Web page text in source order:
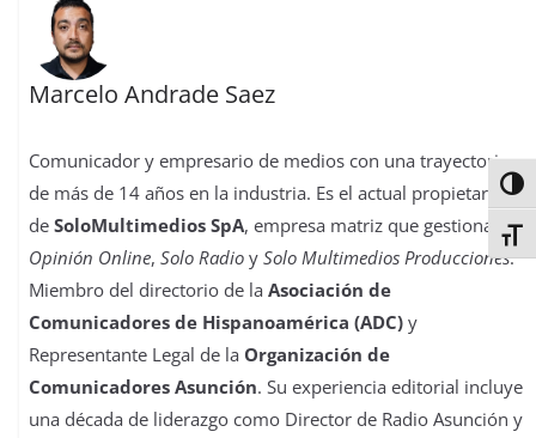
Marcelo Andrade Saez
Comunicador y empresario de medios con una trayectoria
de más de 14 años en la industria. Es el actual propietario
deSoloMultimedios SpA, empresa matriz que gestiona
La
Opinión Online,Solo Radio ySolo Multimedios Producciones.
Miembro del directorio de laAsociación de
Comunicadores de Hispanoamérica (ADC) y
Representante Legal de la Organización de
Comunicadores Asunción. Su experiencia editorial incluye
una década de liderazgo como Director de Radio Asunción y